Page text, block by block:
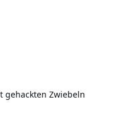
gehackten Zwiebeln